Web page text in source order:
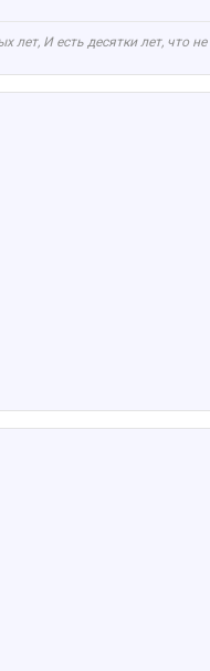
лет, И есть десятки лет, что